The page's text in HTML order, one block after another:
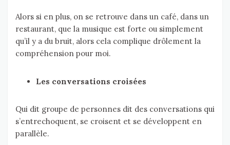
Alors si en plus, on se retrouve dans un café, dans un
restaurant, que la musique est forte ou simplement
qu’il y a du bruit, alors cela complique drôlement la
compréhension pour moi.
Les conversations croisées
Qui dit groupe de personnes dit des conversations qui
s’entrechoquent, se croisent et se développent en
parallèle.